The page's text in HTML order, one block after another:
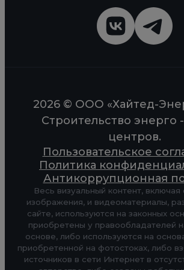
2026 © ООО «Хайтед-
Строительство энерго
центров.
Пользовательское
Политика
Антикоррупционная
Весь визуальный контент,
изображения, и видеоматериалы,
сайте, используются на законных
приобретены у правообладателей
основе, либо используются на
приобретенной на фотостоках, либо
источников в сети Интернет в